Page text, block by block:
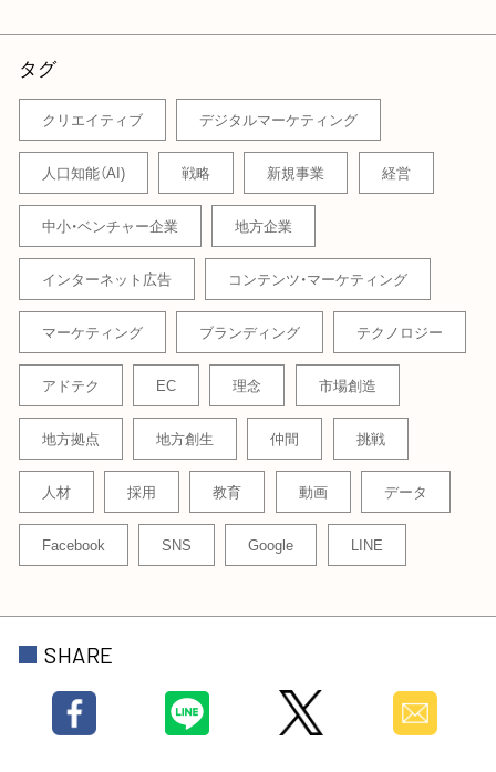
タグ
クリエイティブ デジタルマーケティング
人口知能（AI) 戦略 新規事業 経営
中小・ベンチャー企業 地方企業
インターネット広告 コンテンツ・マーケティング
マーケティング ブランディング テクノロジー
アドテク EC 理念 市場創造
地方拠点 地方創生 仲間 挑戦
人材 採用 教育 動画 データ
Facebook SNS Google LINE
SHARE